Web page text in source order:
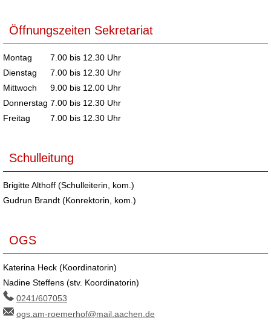
Öffnungszeiten Sekretariat
Montag
7.00 bis 12.30 Uhr
Dienstag
7.00 bis 12.30 Uhr
Mittwoch
9.00 bis 12.00 Uhr
Donnerstag 7.00 bis 12.30 Uhr
Freitag
7.00 bis 12.30 Uhr
Schulleitung
Brigitte Althoff (Schulleiterin, kom.)
Gudrun Brandt (Konrektorin, kom.)
OGS
Katerina Heck (Koordinatorin)
Nadine Steffens (stv. Koordinatorin)
0241/607053
ogs.am-roemerhof@mail.aachen.de